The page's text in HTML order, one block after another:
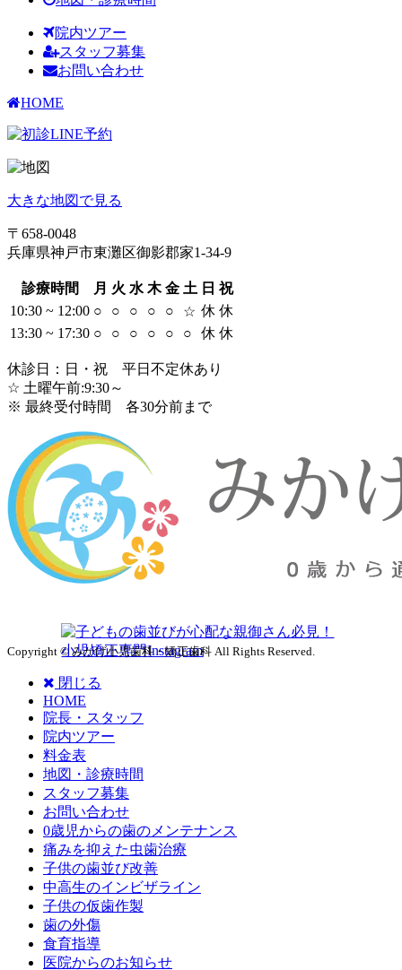
院内ツアー
スタッフ募集
お問い合わせ
HOME
大きな地図で見る
〒658-0048
兵庫県神戸市東灘区御影郡家1-34-9
診療時間 月 火 水 木 金 土 日 祝
10:30 ~ 12:00 ○ ○ ○ ○ ○ ☆ 休 休
13:30 ~ 17:30 ○ ○ ○ ○ ○ ○ 休 休
休診日：日・祝 平日不定休あり
☆ 土曜午前:9:30～
※ 最終受付時間 各30分前まで
Copyright © みかげ小児歯科・矯正歯科 All Rights Reserved.
閉じる
HOME
院長・スタッフ
院内ツアー
料金表
地図・診療時間
スタッフ募集
お問い合わせ
0歳児からの歯のメンテナンス
痛みを抑えた虫歯治療
子供の歯並び改善
中高生のインビザライン
子供の仮歯作製
歯の外傷
食育指導
医院からのお知らせ